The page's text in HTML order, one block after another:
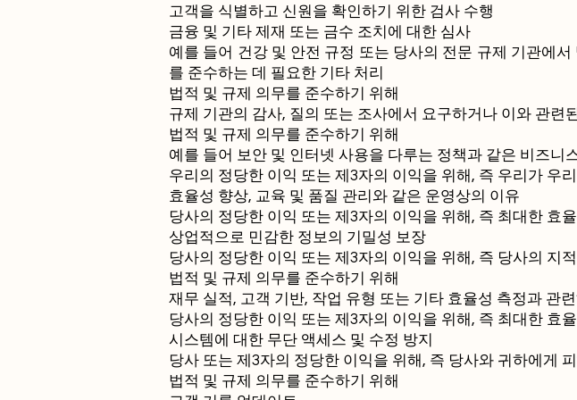
고객을 식별하고 신원을 확인하기 위한 검사 수행
금융 및 기타 제재 또는 금수 조치에 대한 심사
예를 들어 건강 및 안전 규정 또는 당사의 전문 규제 기관에
를 준수하는 데 필요한 기타 처리
법적 및 규제 의무를 준수하기 위해
규제 기관의 감사, 질의 또는 조사에서 요구하거나 이와 관련
법적 및 규제 의무를 준수하기 위해
예를 들어 보안 및 인터넷 사용을 다루는 정책과 같은 비즈니
우리의 정당한 이익 또는 제3자의 이익을 위해, 즉 우리가 우
효율성 향상, 교육 및 품질 관리와 같은 운영상의 이유
당사의 정당한 이익 또는 제3자의 이익을 위해, 즉 최대한 효
상업적으로 민감한 정보의 기밀성 보장
당사의 정당한 이익 또는 제3자의 이익을 위해, 즉 당사의 지
법적 및 규제 의무를 준수하기 위해
재무 실적, 고객 기반, 작업 유형 또는 기타 효율성 측정과 관
당사의 정당한 이익 또는 제3자의 이익을 위해, 즉 최대한 효
시스템에 대한 무단 액세스 및 수정 방지
당사 또는 제3자의 정당한 이익을 위해, 즉 당사와 귀하에게
법적 및 규제 의무를 준수하기 위해